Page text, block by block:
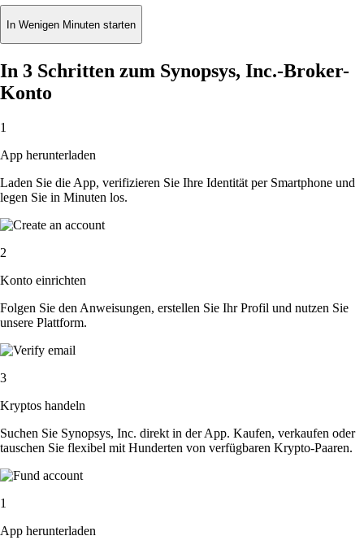
In Wenigen Minuten starten
In 3 Schritten zum Synopsys, Inc.-Broker-
Konto
1
App herunterladen
Laden Sie die App, verifizieren Sie Ihre Identität per Smartphone und
legen Sie in Minuten los.
2
Konto einrichten
Folgen Sie den Anweisungen, erstellen Sie Ihr Profil und nutzen Sie
unsere Plattform.
3
Kryptos handeln
Suchen Sie Synopsys, Inc. direkt in der App. Kaufen, verkaufen oder
tauschen Sie flexibel mit Hunderten von verfügbaren Krypto-Paaren.
1
App herunterladen